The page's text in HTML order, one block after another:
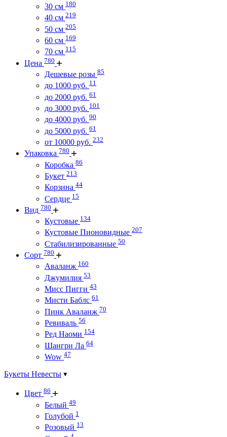
30 см 180
40 см 219
50 см 205
60 см 169
70 см 115
Цена 780
Дешевые розы 85
до 1000 руб. 11
до 2000 руб. 61
до 3000 руб. 101
до 4000 руб. 90
до 5000 руб. 61
от 10000 руб. 232
Упаковка 780
Коробка 86
Букет 213
Корзина 44
Сердце 15
Вид 780
Кустовые 134
Кустовые Пионовидные 207
Стабилизированные 50
Сорт 780
Аваланж 160
Джумилия 53
Мисс Пигги 43
Мисти Баблс 61
Пинк Аваланж 70
Ревиваль 56
Ред Наоми 154
Шангри Ла 64
Wow 47
Букеты Невесты
Цвет 86
Белый 49
Голубой 1
Розовый 13